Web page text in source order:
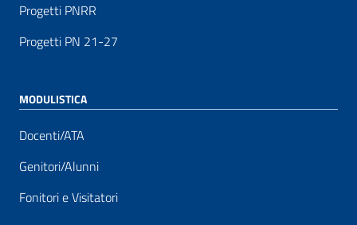
Progetti PNRR
Progetti PN 21-27
MODULISTICA
Docenti/ATA
Genitori/Alunni
Fonitori e Visitatori